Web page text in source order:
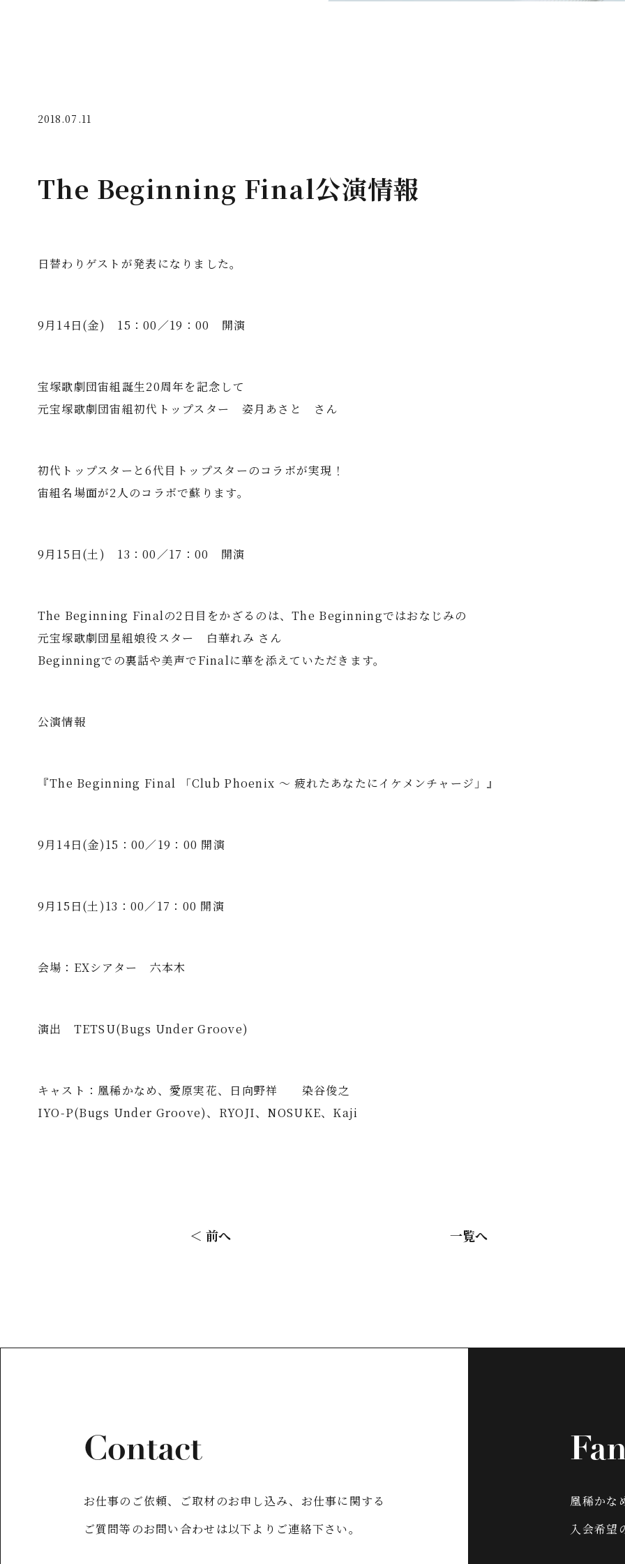
2018.07.11
The Beginning Final公演情報
日替わりゲストが発表になりました。
9月14日(金) 15：00／19：00 開演
宝塚歌劇団宙組誕生20周年を記念して
元宝塚歌劇団宙組初代トップスター 姿月あさと さん
初代トップスターと6代目トップスターのコラボが実現！
宙組名場面が2人のコラボで蘇ります。
9月15日(土) 13：00／17：00 開演
The Beginning Finalの2日目をかざるのは、The Beginningではおなじみの
元宝塚歌劇団星組娘役スター 白華れみ さん
Beginningでの裏話や美声でFinalに華を添えていただきます。
公演情報
『The Beginning Final 「Club Phoenix ～ 疲れたあなたにイケメンチャージ」』
9月14日(金)15：00／19：00 開演
9月15日(土)13：00／17：00 開演
会場：EXシアター 六本木
演出 TETSU(Bugs Under Groove)
キャスト：凰稀かなめ、愛原実花、日向野祥 染谷俊之
IYO-P(Bugs Under Groove)、RYOJI、NOSUKE、Kaji
＜ 前へ 一覧へ
Contact
お仕事のご依頼、ご取材のお申し込み、お仕事に関する
ご質問等のお問い合わせは以下よりご連絡下さい。
凰稀か
入会希望